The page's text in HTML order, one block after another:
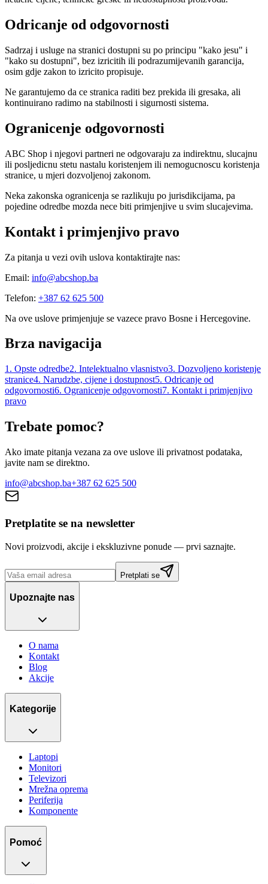
Odricanje od odgovornosti
Sadrzaj i usluge na stranici dostupni su po principu "kako jesu" i
"kako su dostupni", bez izricitih ili podrazumijevanih garancija,
osim gdje zakon to izricito propisuje.
Ne garantujemo da ce stranica raditi bez prekida ili gresaka, ali
kontinuirano radimo na stabilnosti i sigurnosti sistema.
Ogranicenje odgovornosti
ABC Shop i njegovi partneri ne odgovaraju za indirektnu, slucajnu
ili posljedicnu stetu nastalu koristenjem ili nemogucnoscu koristenja
stranice, u mjeri dozvoljenoj zakonom.
Neka zakonska ogranicenja se razlikuju po jurisdikcijama, pa
pojedine odredbe mozda nece biti primjenjive u svim slucajevima.
Kontakt i primjenjivo pravo
Za pitanja u vezi ovih uslova kontaktirajte nas:
Email: info@abcshop.ba
Telefon: +387 62 625 500
Na ove uslove primjenjuje se vazece pravo Bosne i Hercegovine.
Brza navigacija
1 . Opste odredbe2. Intelektualno vlasnistvo3. Dozvoljeno koristenje
stranice4. Narudzbe, cijene i dostupnost5. Odricanje od
odgovornosti6. Ogranicenje odgovornosti7. Kontakt i primjenjivo
pravo
Trebate pomoc?
Ako imate pitanja vezana za ove uslove ili privatnost podataka,
javite nam se direktno.
info@abcshop.ba+387 62 625 500
Pretplatite se na newsletter
Novi proizvodi, akcije i ekskluzivne ponude — prvi saznajte.
Pretplati se
Upoznajte nas
O nama
Kontakt
Blog
Akcije
Kategorije
Laptopi
Monitori
Televizori
Mrežna oprema
Periferija
Komponente
Pomoć